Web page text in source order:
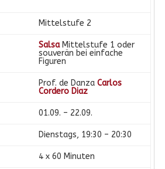
t
v
e
01.09. – 22.09.
Dienstags, 19:30 – 20:30
4 x 60 Minuten
Mittelstufe 2
SalsaMittelstufe 1 oder
souverän bei einfache
Figuren
Prof. de DanzaCarlos
Cordero Diaz